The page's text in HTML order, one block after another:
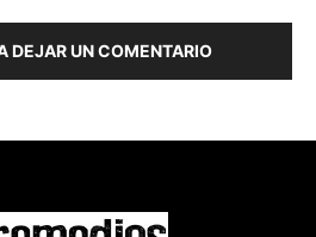
DEJAR UN COMENTARIO